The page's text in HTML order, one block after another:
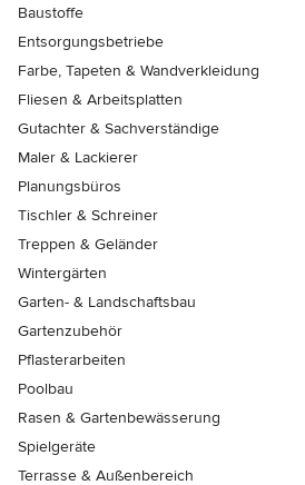
Baustoffe
Entsorgungsbetriebe
Farbe, Tapeten & Wandverkleidung
Fliesen & Arbeitsplatten
Gutachter & Sachverständige
Maler & Lackierer
Planungsbüros
Tischler & Schreiner
Treppen & Geländer
Wintergärten
Garten- & Landschaftsbau
Gartenzubehör
Pflasterarbeiten
Poolbau
Rasen & Gartenbewässerung
Spielgeräte
Terrasse & Außenbereich